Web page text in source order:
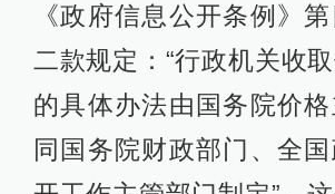
《政府信息公开条例》
二款规定：“行政机关收
的具体办法由国务院价
同国务院财政部门、全